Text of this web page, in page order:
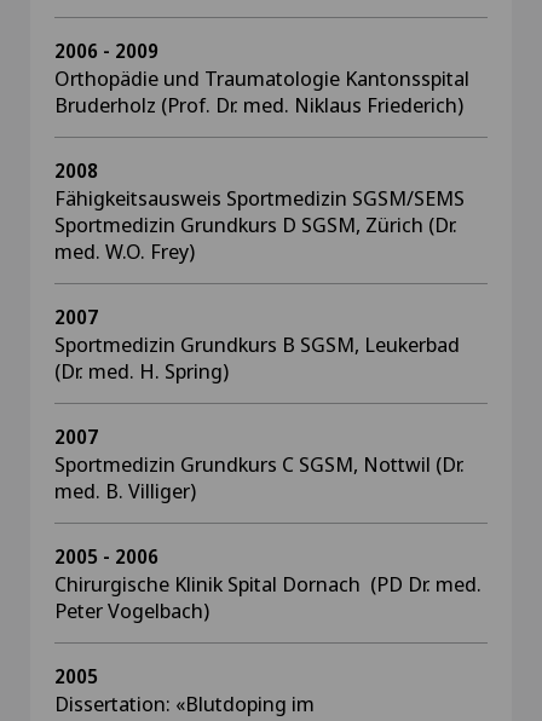
2006 - 2009
Orthopädie und Traumatologie Kantonsspital
Bruderholz (Prof. Dr. med. Niklaus Friederich)
2008
Fähigkeitsausweis Sportmedizin SGSM/SEMS
Sportmedizin Grundkurs D SGSM, Zürich (Dr.
med. W.O. Frey)
2007
Sportmedizin Grundkurs B SGSM, Leukerbad
(Dr. med. H. Spring)
2007
Sportmedizin Grundkurs C SGSM, Nottwil (Dr.
med. B. Villiger)
2005 - 2006
Chirurgische Klinik Spital Dornach (PD Dr. med.
Peter Vogelbach)
2005
Dissertation: «Blutdoping im